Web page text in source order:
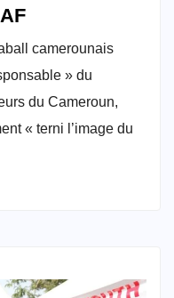
camerounais
» du
du Cameroun,
« terni l’image du